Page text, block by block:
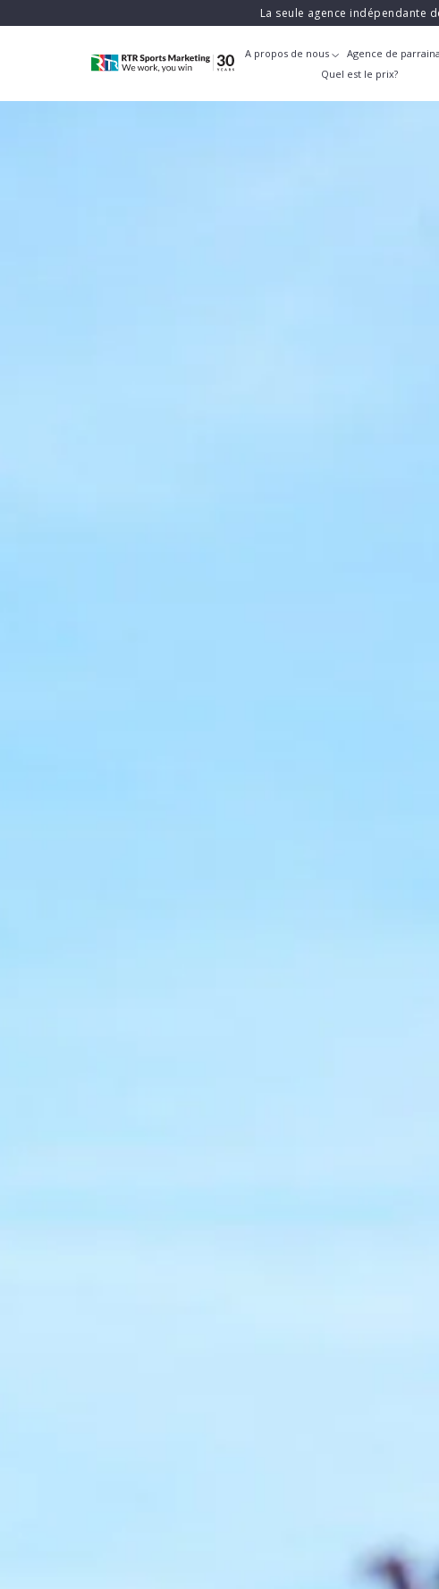
La seule agence indépendante
A propos de nous Agence de
Quel est le prix?